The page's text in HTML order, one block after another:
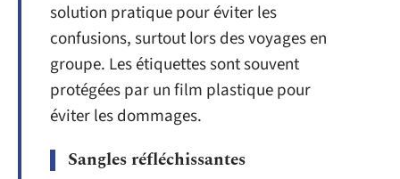
solution pratique pour éviter les
confusions, surtout lors des voyages en
groupe. Les étiquettes sont souvent
protégées par un film plastique pour
éviter les dommages.
Sangles réfléchissantes